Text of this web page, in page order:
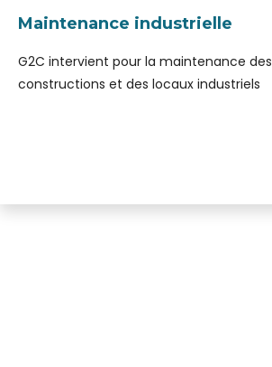
Maintenance industrielle
G2C intervient pour la maintenance des
constructions et des locaux industriels